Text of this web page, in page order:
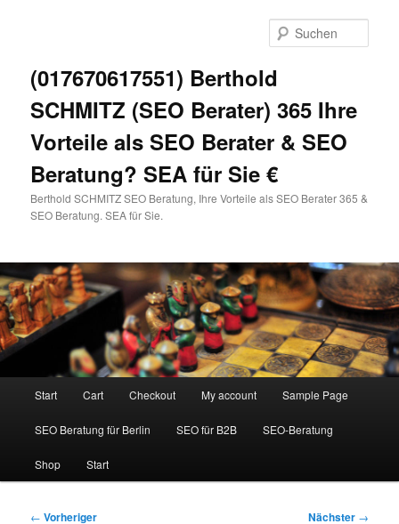
(017670617551) Berthold
SCHMITZ (SEO Berater) 365 Ihre
Vorteile als SEO Berater & SEO
Beratung? SEA für Sie €
Berthold SCHMITZ SEO Beratung, Ihre Vorteile als SEO Berater 365 &
SEO Beratung. SEA für Sie.
Start Cart Checkout My account Sample Page
SEO Beratung für Berlin SEO für B2B SEO-Beratung
Shop Start
Beitragsnavigation
← Vorheriger Nächster →